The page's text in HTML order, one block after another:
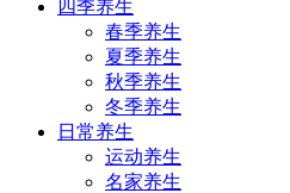
四季养生
春季养生
夏季养生
秋季养生
冬季养生
日常养生
运动养生
名家养生